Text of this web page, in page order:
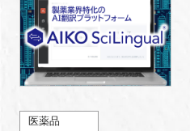
医薬品